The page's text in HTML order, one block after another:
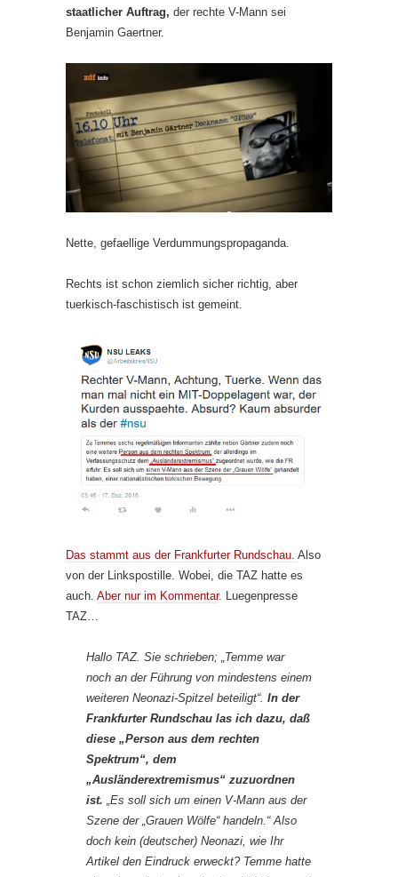
staatlicher Auftrag, der rechte V-Mann sei
Benjamin Gaertner.
Nette, gefaellige Verdummungspropaganda.
Rechts ist schon ziemlich sicher richtig, aber
tuerkisch-faschistisch ist gemeint.
Das stammt aus der Frankfurter Rundschau. Also
von der Linkspostille. Wobei, die TAZ hatte es
auch. Aber nur im Kommentar. Luegenpresse
TAZ…
Hallo TAZ. Sie schrieben; „Temme war
noch an der Führung von mindestens einem
weiteren Neonazi-Spitzel beteiligt“. In der
Frankfurter Rundschau las ich dazu, daß
diese „Person aus dem rechten
Spektrum“, dem
„Ausländerextremismus“ zuzuordnen
ist. „Es soll sich um einen V-Mann aus der
Szene der „Grauen Wölfe“ handeln.“ Also
doch kein (deutscher) Neonazi, wie Ihr
Artikel den Eindruck erweckt? Temme hatte